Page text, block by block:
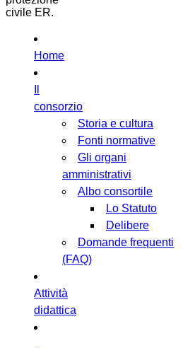
civile ER.
Home
consorzio
Storia e cultura
Fonti normative
Gli organi
amministrativi
Albo consortile
Lo Statuto
Delibere
Domande frequenti
(FAQ)
Attività
didattica